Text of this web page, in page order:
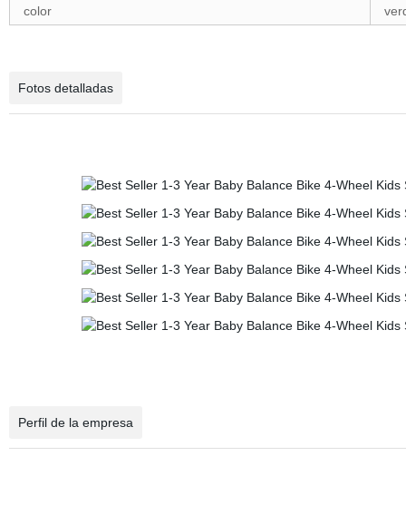
color
Fotos detalladas
Perfil de la empresa